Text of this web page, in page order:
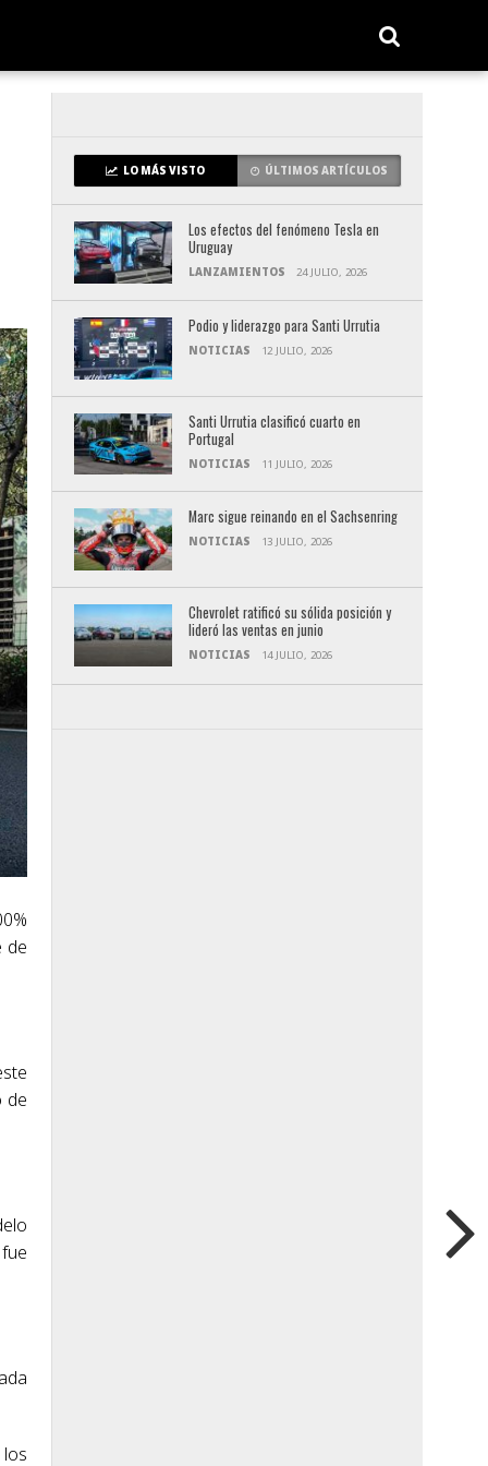
de
de
LO MÁS VISTO ÚLTIMOS ARTÍCULOS
Los efectos del fenómeno Tesla en
Uruguay
LANZAMIENTOS 24 JULIO, 2026
Podio y liderazgo para Santi Urrutia
NOTICIAS 12 JULIO, 2026
Santi Urrutia clasificó cuarto en
Portugal
NOTICIAS 11 JULIO, 2026
Marc sigue reinando en el Sachsenring
NOTICIAS 13 JULIO, 2026
Chevrolet ratificó su sólida posición y
lideró las ventas en junio
NOTICIAS 14 JULIO, 2026